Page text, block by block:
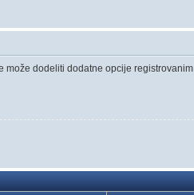
može dodeliti dodatne opcije registrovanim